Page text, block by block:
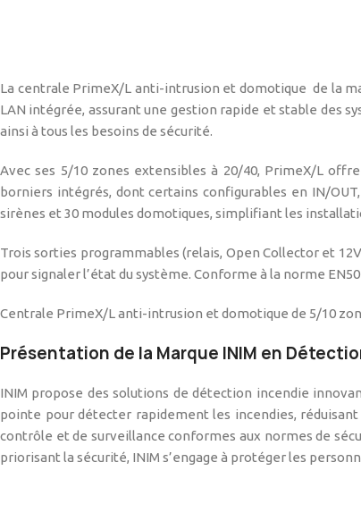
La centrale PrimeX/L anti-intrusion et domotique de la
LAN intégrée, assurant une gestion rapide et stable des
ainsi à tous les besoins de sécurité.
Avec ses 5/10 zones extensibles à 20/40, PrimeX/L
borniers intégrés, dont certains configurables en IN/
sirènes et 30 modules domotiques, simplifiant les
Trois sorties programmables (relais, Open Collector et
pour signaler l’état du système. Conforme à la norme
Centrale PrimeX/L anti-intrusion et domotique de 5/10
Présentation de la Marque INIM en
INIM propose des solutions de détection incendie
pointe pour détecter rapidement les incendies,
contrôle et de surveillance conformes aux normes de
priorisant la sécurité, INIM s’engage à protéger les